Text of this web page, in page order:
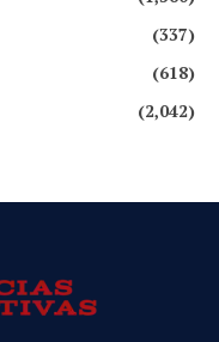
(337)
(618)
(2,042)